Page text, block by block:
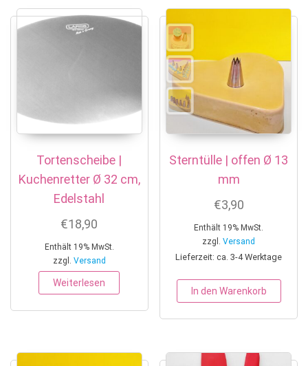
Tortenscheibe |
Kuchenretter Ø 32 cm,
Edelstahl
€18,90
Enthält 19% MwSt.
zzgl. Versand
Weiterlesen
Sterntülle | offen Ø 13
mm
€3,90
Enthält 19% MwSt.
zzgl.Versand
Lieferzeit: ca. 3-4 Werktage
In den Warenkorb